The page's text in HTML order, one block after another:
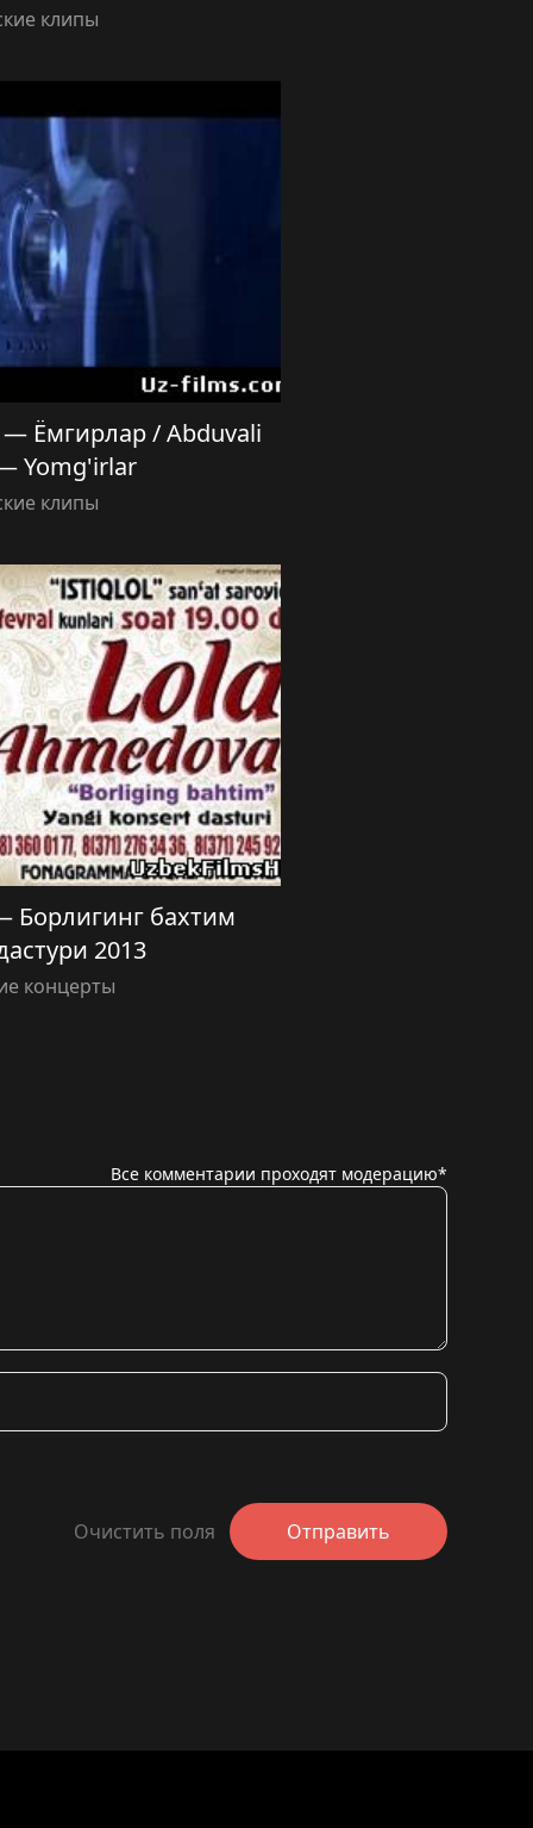
клипы
Ёмгирлар / Abduvali
Yomg'irlar
клипы
Борлигинг бахтим
2013
концерты
Все комментарии проходят модерацию*
Очистить поля Отправить